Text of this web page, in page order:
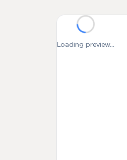
Loading preview...